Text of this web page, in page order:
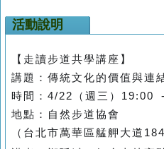
活動說明
【走讀步道共學講座】
講題：傳統文化的價值與連
時間： 4/22 （週三） 19:00
地點：自然步道協會
（台北市萬華區艋舺大道 184